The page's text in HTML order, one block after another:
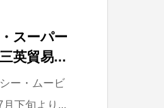
スーパー
英貿易...
ー・ムービ
下旬より...